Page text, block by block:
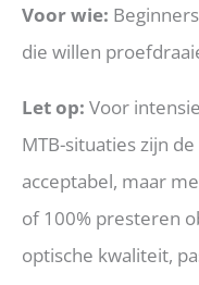
Voor wie:
die willen
Let op: Voor
MTB-situaties zijn
acceptabel, maar
of 100% presteren
optische kwaliteit,